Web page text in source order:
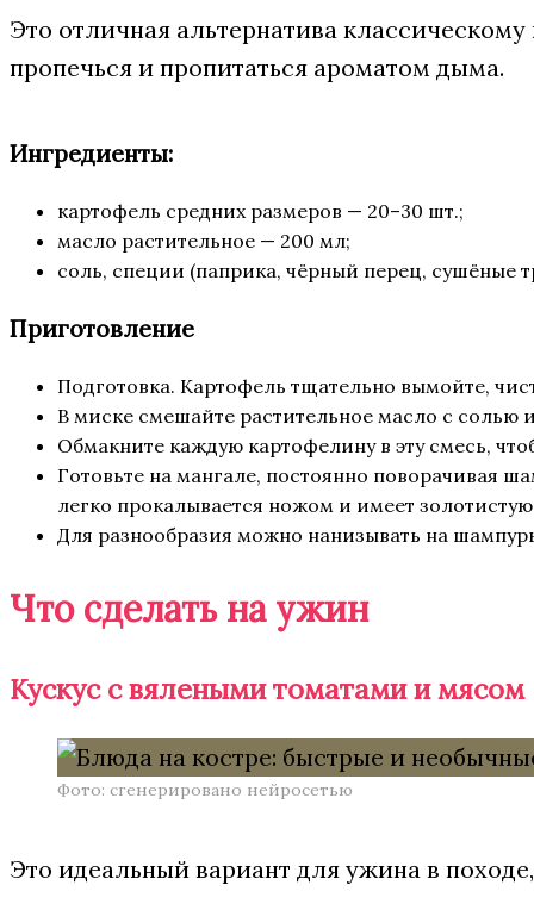
Это отличная альтернатива
пропечься и пропитаться ароматом дыма.
Ингредиенты:
картофель средних размеров — 20–30 шт.;
масло растительное — 200 мл;
соль, специи (паприка, чёрный перец, сушёные
Приготовление
Подготовка. Картофель тщательно вымойте,
В миске смешайте растительное масло с
Обмакните каждую картофелину в эту смесь,
Готовьте на мангале, постоянно поворачивая
легко прокалывается ножом и имеет
Для разнообразия можно нанизывать на
Что сделать на ужин
Кускус с вялеными томатами и мясом
Фото: сгенерировано нейросетью
Это идеальный вариант для ужина в